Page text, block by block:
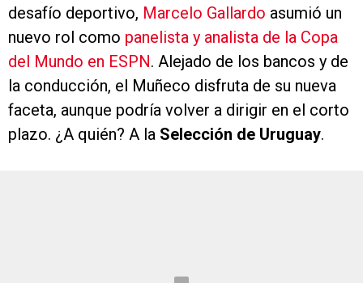
desafío deportivo, Marcelo Gallardo asumió un
nuevo rol como panelista y analista de la Copa
del Mundo en ESPN. Alejado de los bancos y de
la conducción, el Muñeco disfruta de su nueva
faceta, aunque podría volver a dirigir en el corto
plazo. ¿A quién? A la Selección de Uruguay.